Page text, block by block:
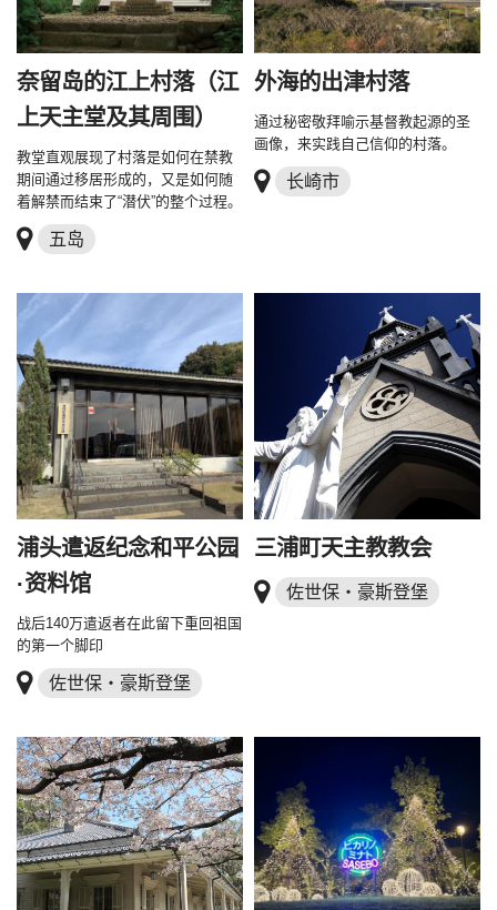
奈留岛的江上村落（江
上天主堂及其周围）
教堂直观展现了村落是如何在禁教
期间通过移居形成的，又是如何随
着解禁而结束了“潜伏”的整个过程。
五岛
外海的出津村落
通过秘密敬拜喻示基督教起源的圣
画像，来实践自己信仰的村落。
长崎市
浦头遣返纪念和平公园
·资料馆
战后140万遣返者在此留下重回祖国
的第一个脚印
佐世保・豪斯登堡
三浦町天主教教会
佐世保・豪斯登堡